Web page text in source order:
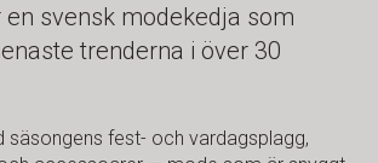
en svensk modekedja som
trenderna i över 30
säsongens fest- och vardagsplagg,